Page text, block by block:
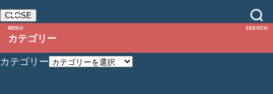
MENU
CLOSE
カテゴリー
カテゴリー
SEARCH